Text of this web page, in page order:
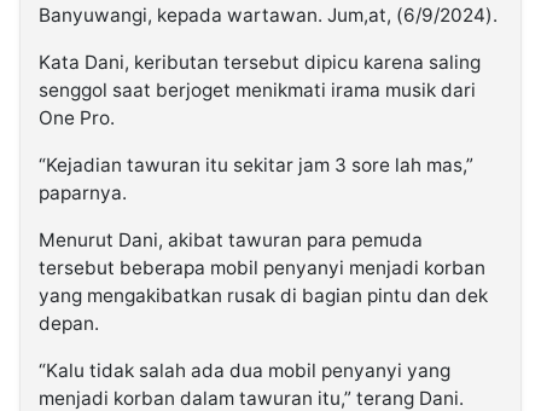
Banyuwangi, kepada wartawan. Jum,at, (6/9/2024).
Kata Dani, keributan tersebut dipicu karena saling
senggol saat berjoget menikmati irama musik dari
One Pro.
“Kejadian tawuran itu sekitar jam 3 sore lah mas,”
paparnya.
Menurut Dani, akibat tawuran para pemuda
tersebut beberapa mobil penyanyi menjadi korban
yang mengakibatkan rusak di bagian pintu dan dek
depan.
“Kalu tidak salah ada dua mobil penyanyi yang
menjadi korban dalam tawuran itu,” terang Dani.